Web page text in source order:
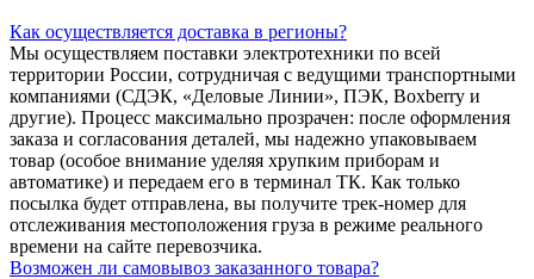
Как осуществляется доставка в регионы?
Мы осуществляем поставки электротехники по всей
территории России, сотрудничая с ведущими транспортными
компаниями (СДЭК, «Деловые Линии», ПЭК, Boxberry и
другие). Процесс максимально прозрачен: после оформления
заказа и согласования деталей, мы надежно упаковываем
товар (особое внимание уделяя хрупким приборам и
автоматике) и передаем его в терминал ТК. Как только
посылка будет отправлена, вы получите трек-номер для
отслеживания местоположения груза в режиме реального
времени на сайте перевозчика.
Возможен ли самовывоз заказанного товара?